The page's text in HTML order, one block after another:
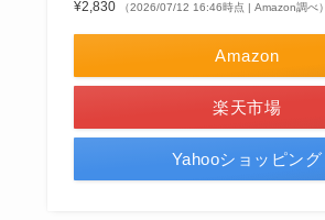
¥2,830
（2026/07/12 16:46時点 | Amazon調べ）
Amazon
楽天市場
Yahooショッピング